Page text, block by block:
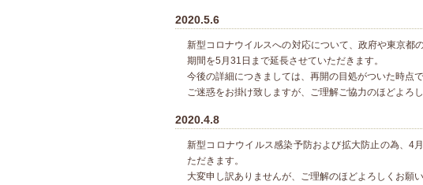
2020.5.6
新型コロナウイルスへの対応について、政府や東京都
期間を5月31日まで延長させていただきます。
今後の詳細につきましては、再開の目処がついた時点
ご迷惑をお掛け致しますが、ご理解ご協力のほどよろ
2020.4.8
新型コロナウイルス感染予防および拡大防止の為、4
ただきます。
大変申し訳ありませんが、ご理解のほどよろしくお願い